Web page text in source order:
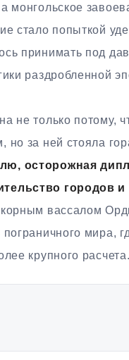
монгольское
стало попыткой
принимать под
раздробленной
не только потому,
но за ней стояла
осторожная
городов
вассалом
мира,
крупного расчета.